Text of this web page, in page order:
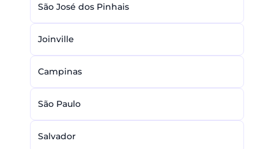
São José dos Pinhais
Joinville
Campinas
São Paulo
Salvador